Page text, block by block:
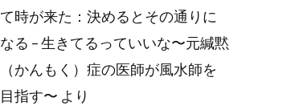
て時が来た：決めるとその通りに
なる – 生きてるっていいな〜元緘黙
（かんもく）症の医師が風水師を
目指す〜 より